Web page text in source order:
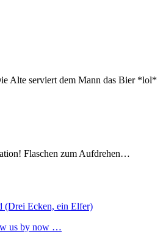
Alte serviert dem Mann das Bier *lol*
Flaschen zum Aufdrehen…
(Drei Ecken, ein Elfer)
us by now …